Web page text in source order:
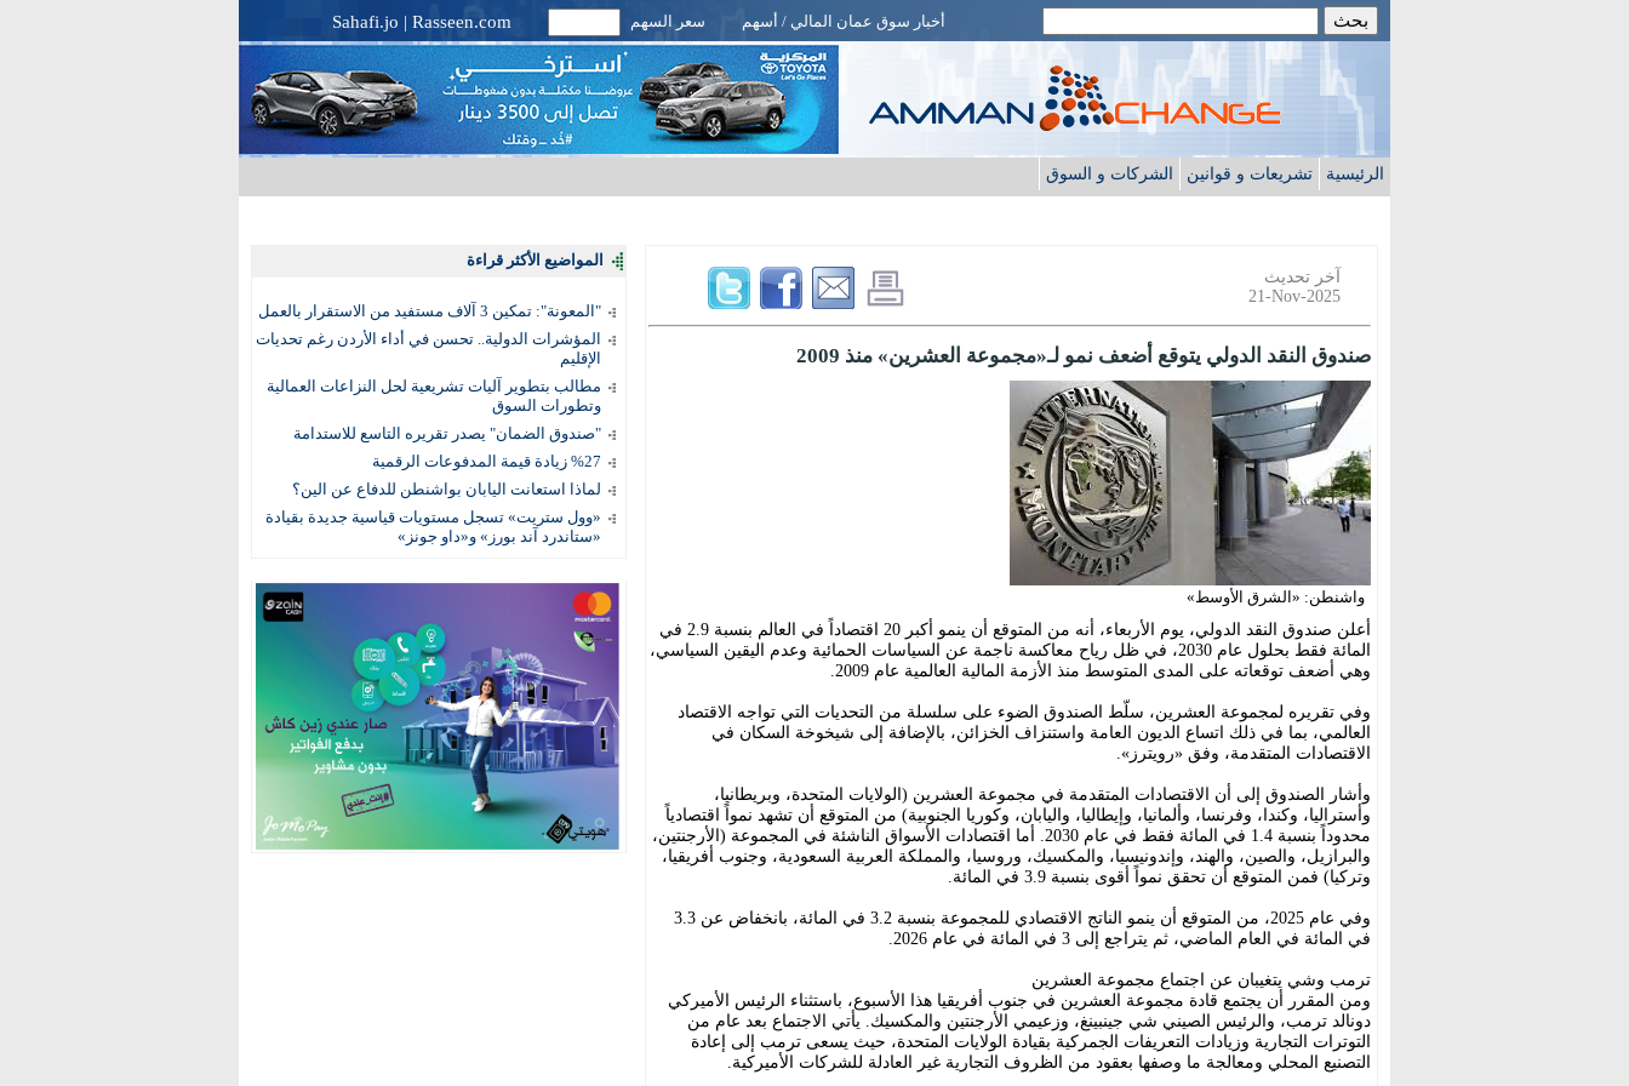
أخبار سوق عمان المالي / أسهم سعر السهم Sahafi.jo | Rasseen.com
الرئيسية تشريعات و قوانين الشركات و السوق
المواضيع الأكثر قراءة
"المعونة": تمكين 3 آلاف مستفيد من الاستقرار بالعمل
المؤشرات الدولية.. تحسن في أداء الأردن رغم تحديات
الإقليم
مطالب بتطوير آليات تشريعية لحل النزاعات العمالية
وتطورات السوق
"صندوق الضمان" يصدر تقريره التاسع للاستدامة
%27 زيادة قيمة المدفوعات الرقمية
لماذا استعانت اليابان بواشنطن للدفاع عن الين؟
«وول ستريت» تسجل مستويات قياسية جديدة بقيادة
«ستاندرد آند بورز» و«داو جونز»
آخر تحديث
21-Nov-2025
صندوق النقد الدولي يتوقع أضعف نمو لـ«مجموعة العشرين» منذ 2009
واشنطن: «الشرق الأوسط»
أعلن صندوق النقد الدولي، يوم الأربعاء، أنه من المتوقع أن ينمو أكبر 20 اقتصاداً في العالم بنسبة 2.9 في
المائة فقط بحلول عام 2030، في ظل رياح معاكسة ناجمة عن السياسات الحمائية وعدم اليقين السياسي،
وهي أضعف توقعاته على المدى المتوسط منذ الأزمة المالية العالمية عام 2009.
وفي تقريره لمجموعة العشرين، سلّط الصندوق الضوء على سلسلة من التحديات التي تواجه الاقتصاد
العالمي، بما في ذلك اتساع الديون العامة واستنزاف الخزائن، بالإضافة إلى شيخوخة السكان في
الاقتصادات المتقدمة، وفق «رويترز».
وأشار الصندوق إلى أن الاقتصادات المتقدمة في مجموعة العشرين (الولايات المتحدة، وبريطانيا،
وأستراليا، وكندا، وفرنسا، وألمانيا، وإيطاليا، واليابان، وكوريا الجنوبية) من المتوقع أن تشهد نمواً اقتصادياً
محدوداً بنسبة 1.4 في المائة فقط في عام 2030. أما اقتصادات الأسواق الناشئة في المجموعة (الأرجنتين،
والبرازيل، والصين، والهند، وإندونيسيا، والمكسيك، وروسيا، والمملكة العربية السعودية، وجنوب أفريقيا،
وتركيا) فمن المتوقع أن تحقق نمواً أقوى بنسبة 3.9 في المائة.
وفي عام 2025، من المتوقع أن ينمو الناتج الاقتصادي للمجموعة بنسبة 3.2 في المائة، بانخفاض عن 3.3
في المائة في العام الماضي، ثم يتراجع إلى 3 في المائة في عام 2026.
ترمب وشي يتغيبان عن اجتماع مجموعة العشرين
ومن المقرر أن يجتمع قادة مجموعة العشرين في جنوب أفريقيا هذا الأسبوع، باستثناء الرئيس الأميركي
دونالد ترمب، والرئيس الصيني شي جينبينغ، وزعيمي الأرجنتين والمكسيك. يأتي الاجتماع بعد عام من
التوترات التجارية وزيادات التعريفات الجمركية بقيادة الولايات المتحدة، حيث يسعى ترمب إلى إعادة
التصنيع المحلي ومعالجة ما وصفها بعقود من الظروف التجارية غير العادلة للشركات الأميركية.